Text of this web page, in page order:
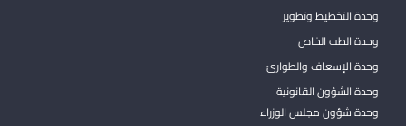
وحدة التخطيط وتطوير
وحدة الطب الخاص
وحدة الإسعاف والطوارئ
وحدة الشؤون القانونية
وحدة شؤون مجلس الوزراء